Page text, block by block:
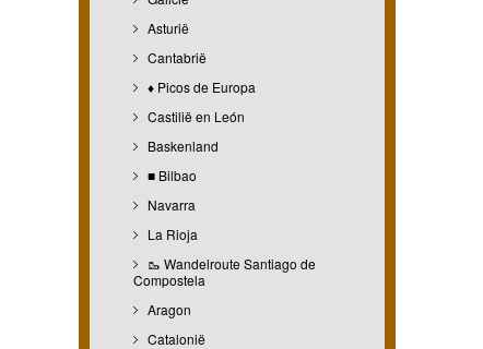
Asturië
Cantabrië
♦ Picos de Europa
Castilië en León
Baskenland
■ Bilbao
Navarra
La Rioja
🥾 Wandelroute Santiago de
Compostela
Aragon
Catalonië